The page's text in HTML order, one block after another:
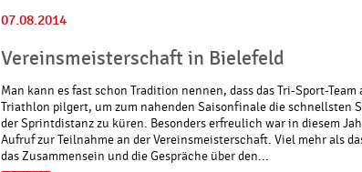
07.08.2014
Vereinsmeisterschaft in Bielefeld
Man kann es fast schon Tradition nennen, dass das Tri-Sport-
Triathlon pilgert, um zum nahenden Saisonfinale die schnellsten
der Sprintdistanz zu küren. Besonders erfreulich war in diesem
Aufruf zur Teilnahme an der Vereinsmeisterschaft. Viel mehr als
das Zusammensein und die Gespräche über den...